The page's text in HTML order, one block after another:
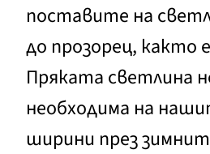
поставите на
до прозорец, както
Пряката светлина
необходима на
ширини през